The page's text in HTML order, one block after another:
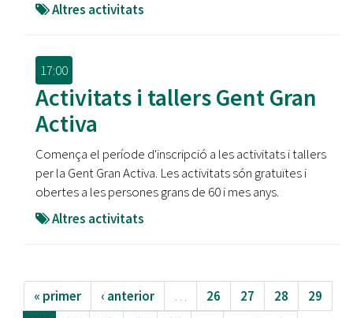
Altres activitats
17:00
Activitats i tallers Gent Gran
Activa
Comença el període d'inscripció a les activitats i tallers
per la Gent Gran Activa. Les activitats són gratuïtes i
obertes a les persones grans de 60 i mes anys.
Altres activitats
« primer ‹ anterior … 26 27 28
29